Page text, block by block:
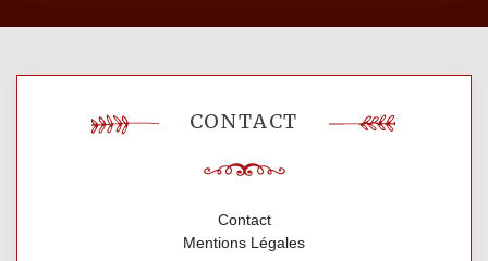
CONTACT
Contact
Mentions Légales